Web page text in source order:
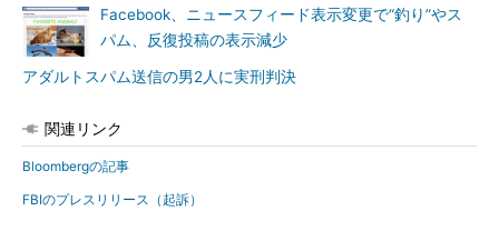
Facebook、ニュースフィード表示変更で“釣り”やス
パム、反復投稿の表示減少
アダルトスパム送信の男2人に実刑判決
関連リンク
Bloombergの記事
FBIのプレスリリース（起訴）